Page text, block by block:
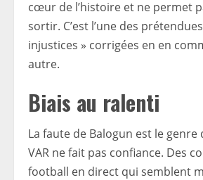
cœur de l’histoire et ne permet
sortir. C’est l’une des
injustices » corrigées en en
autre.
Biais au ralenti
La faute de Balogun est le genre
VAR ne fait pas confiance. Des
football en direct qui semblent